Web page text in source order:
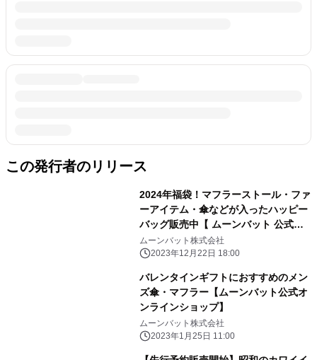
この発行者のリリース
2024年福袋！マフラーストール・ファ
ーアイテム・傘などが入ったハッピー
バッグ販売中【 ムーンバット 公式オ
ンラインショップ】
ムーンバット株式会社
2023年12月22日 18:00
バレンタインギフトにおすすめのメン
ズ傘・マフラー【ムーンバット公式オ
ンラインショップ】
ムーンバット株式会社
2023年1月25日 11:00